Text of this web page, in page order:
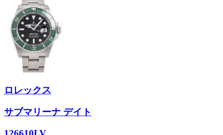
ロレックス
サブマリーナ デイト